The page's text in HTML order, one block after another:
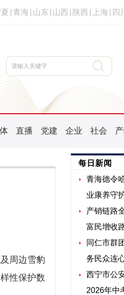
青海 山东 山西 陕西 上海 四川
直播 党建 企业 社会
周边雪豹
性保护数
每日新闻
青海德令
业康养守
产销链路
富民增收
同仁市群
务民众连
西宁市公
2026年中